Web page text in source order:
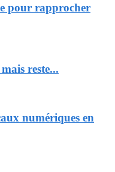
pour rapprocher
reste...
numériques en